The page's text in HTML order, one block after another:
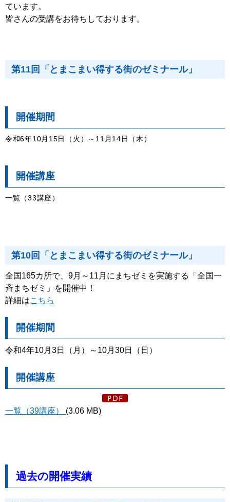
ています。
皆さんの受講をお待ちしております。
第11回「とまこまい得する街のゼミナール」
開催期間
令和6年10月15日（火）～11月14日（木）
開催講座
一覧（33講座）
第10回「とまこまい得する街のゼミナール」
全国165カ所で、9月～11月にまちゼミを実施する「全国一
斉まちゼミ」を開催中！
詳細はこちら
開催期間
令和4年10月3日（月）～10月30日（日）
開催講座
一覧（39講座） (3.06 MB)
過去の開催実績